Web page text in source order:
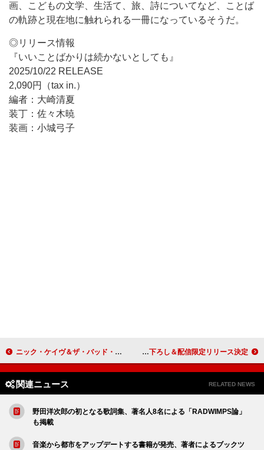
画、こどもの文学、生活て、旅、詩についてなど、ことば
の軌跡と現在地に触れられる一冊になっているそうだ。
◎リリース情報
『いいことばかりは続かないとしても』
2025/10/22 RELEASE
2,090円（tax in.）
編者：大崎清夏
装丁：佐々木暁
装画：小城弓子
ニック・ケイヴ＆ザ・バッド・シーズ、最新ツアーの模様を収めた『ライヴ・ゴッド』より「Wild God」映像公開 離婚伝説、ホンダ「VEZEL e:HEV RS」新CMソング書き下ろし＆配信限定リリース決定
関連ニュース RELATED NEWS
野田洋次郎の初となる歌詞集、著名人8名による「RADWIMPS論」
も掲載
音楽から都市をアップデートする書籍が発売、著者によるブックツ